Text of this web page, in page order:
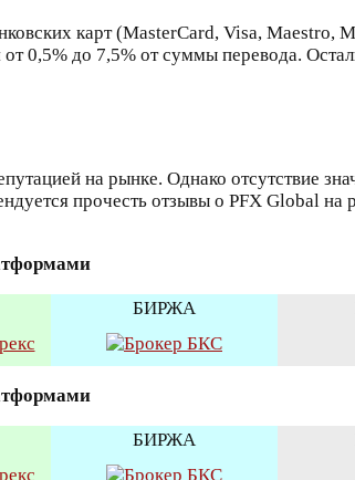
карт (MasterCard, Visa, Maestro,
0,5% до 7,5% от суммы перевода.
на рынке. Однако отсутствие
прочесть отзывы о PFX Global на
БИРЖА
БИРЖА